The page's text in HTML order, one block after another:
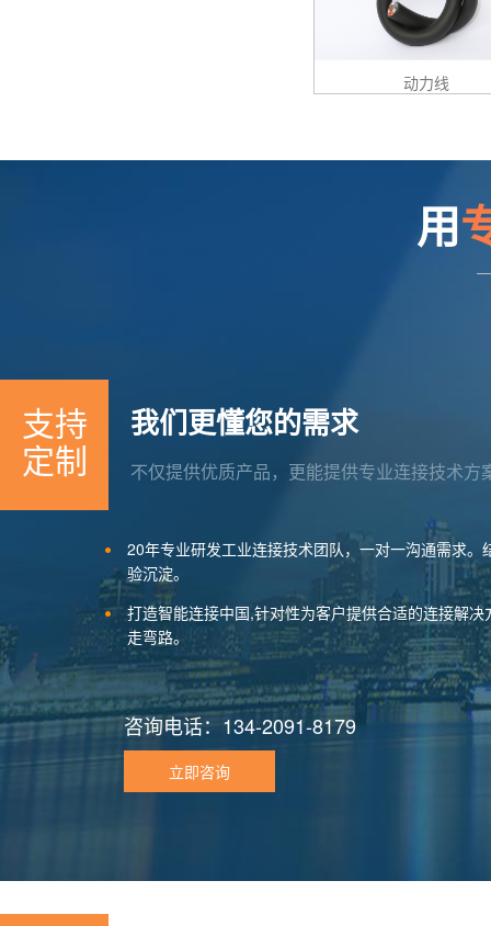
动力线
用
支持
定制
我们更懂您的需求
不仅提供优质产品，更能提供专业连接技术方
20年专业研发工业连接技术团队，一对一沟通需求。
验沉淀。
打造智能连接中国,针对性为客户提供合适的连接解决
走弯路。
咨询电话：134-2091-8179
立即咨询